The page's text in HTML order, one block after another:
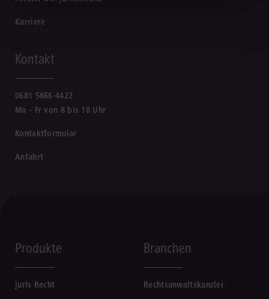
Karriere
Kontakt
0681 5866-4422
Mo - Fr von 8 bis 18 Uhr
Kontaktformular
Anfahrt
Produkte
juris Recht
Branchen
Rechtsanwaltskanzlei